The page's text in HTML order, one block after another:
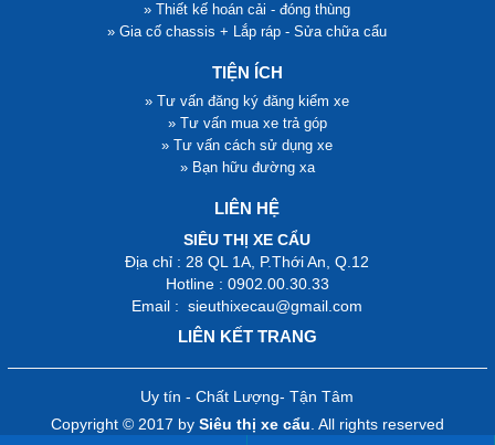
» Thiết kế hoán cải - đóng thùng
» Gia cố chassis + Lắp ráp - Sửa chữa cẩu
TIỆN ÍCH
» Tư vấn đăng ký đăng kiểm xe
» Tư vấn mua xe trả góp
» Tư vấn cách sử dụng xe
» Bạn hữu đường xa
LIÊN HỆ
SIÊU THỊ XE CẨU
Địa chỉ : 28 QL 1A, P.Thới An, Q.12
Hotline : 0902.00.30.33
Email : sieuthixecau@gmail.com
LIÊN KẾT TRANG
Uy tín - Chất Lượng- Tận Tâm
Copyright © 2017 by Siêu thị xe cẩu . All rights reserved